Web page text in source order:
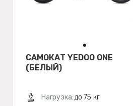
САМОКАТ YEDOO ONE
(БЕЛЫЙ)
Нагрузка: до 75 кг